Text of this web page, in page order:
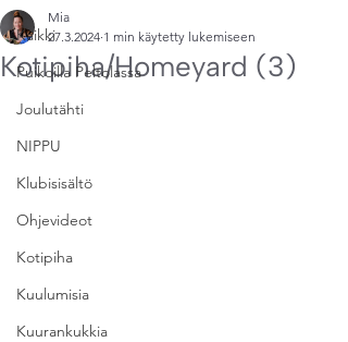
Kaikki
Puikoilla Peltolassa
Joulutähti
NIPPU
Klubisisältö
Ohjevideot
Kotipiha
Kuulumisia
Kuurankukkia
Kotipiha/Homeyard (3)
Mia
27.3.2024 1 min käytetty lukemiseen